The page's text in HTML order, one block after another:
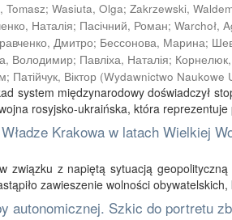
Tomasz; Wasiuta, Olga; Zakrzewski,
Наталія; Пасічний, Роман; Warchoł,
Дмитро; Бессонова, Марина;
Володимир; Павліха, Наталія;
; Патійчук, Віктор (Wydawnictwo Naukowe
system międzynarodowy doświadczył
rosyjsko-ukraińska, która reprezentuje
Krakowa w latach Wielkiej
związku z napiętą sytuacją
zawieszenie wolności
autonomicznej. Szkic do portretu